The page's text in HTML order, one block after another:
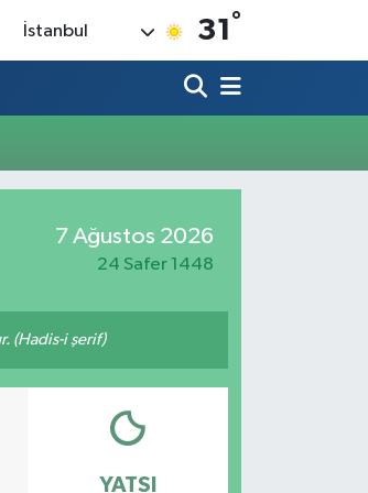
İstanbul 31 °
7 Ağustos 2026
24 Safer 1448
(Hadis-i şerif)
YATSI